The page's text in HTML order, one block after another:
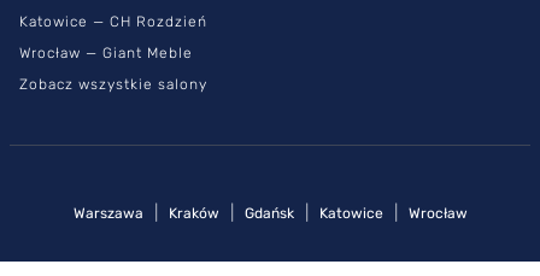
Katowice — CH Rozdzień
Wrocław — Giant Meble
Zobacz wszystkie salony
Warszawa Kraków Gdańsk Katowice Wrocław